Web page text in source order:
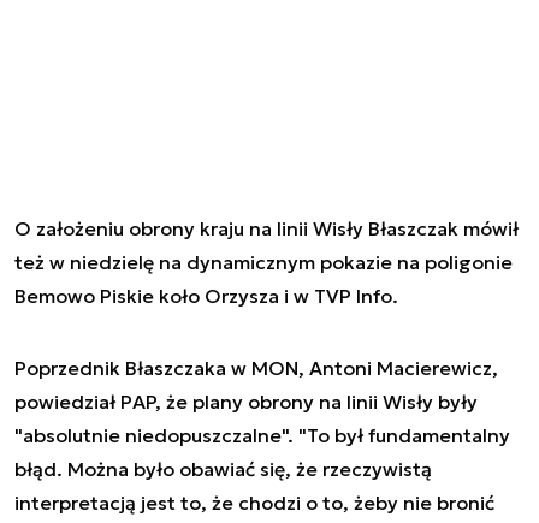
O założeniu obrony kraju na linii Wisły Błaszczak mówił
też w niedzielę na dynamicznym pokazie na poligonie
Bemowo Piskie koło Orzysza i w TVP Info.
Poprzednik Błaszczaka w MON, Antoni Macierewicz,
powiedział PAP, że plany obrony na linii Wisły były
"absolutnie niedopuszczalne". "To był fundamentalny
błąd. Można było obawiać się, że rzeczywistą
interpretacją jest to, że chodzi o to, żeby nie bronić